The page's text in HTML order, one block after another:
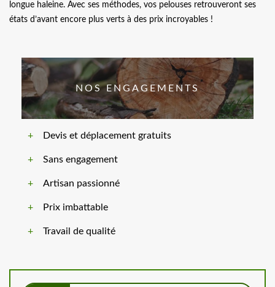
longue haleine. Avec ses méthodes, vos pelouses retrouveront ses
états d’avant encore plus verts à des prix incroyables !
NOS ENGAGEMENTS
Devis et déplacement gratuits
Sans engagement
Artisan passionné
Prix imbattable
Travail de qualité